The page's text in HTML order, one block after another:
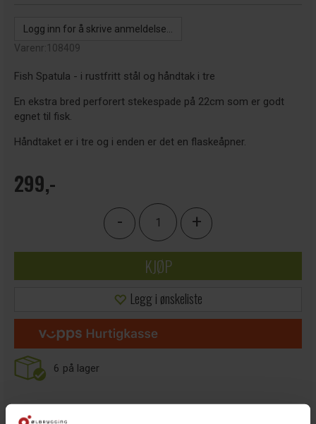
Logg inn for å skrive anmeldelse...
Varenr:108409
Fish Spatula - i rustfritt stål og håndtak i tre
En ekstra bred perforert stekespade på 22cm som er godt
egnet til fisk.
Håndtaket er i tre og i enden er det en flaskeåpner.
299,-
- +
KJØP
Legg i ønskeliste
6 på lager